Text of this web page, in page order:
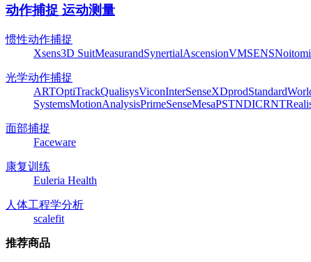
动作捕捉 运动测量
惯性动作捕捉
Xsens3D SuitMeasurandSynertialAscensionVMSENSNoitom
光学动作捕捉
ARTOptiTrackQualisysViconInterSenseXDprodStandard
SystemsMotionAnalysisPrimeSenseMesaPSTNDICRNT
面部捕捉
Faceware
康复训练
Euleria Health
人体工程学分析
scalefit
推荐商品